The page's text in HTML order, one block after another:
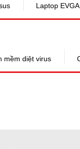
Laptop EVGA
mềm diệt virus